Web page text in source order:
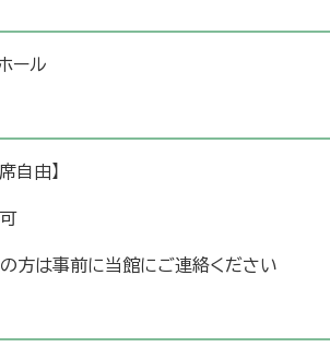
ール
自由】
方は事前に当館にご連絡ください